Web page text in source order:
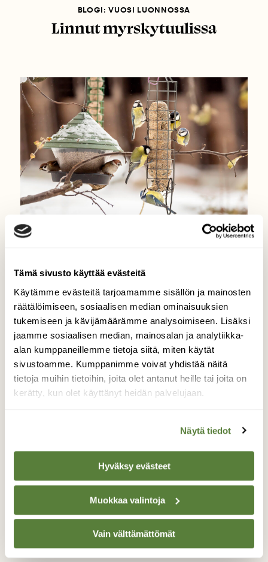
Tämä sivusto käyttää evästeitä
Käytämme evästeitä tarjoamamme sisällön ja mainosten
räätälöimiseen, sosiaalisen median ominaisuuksien
tukemiseen ja kävijämäärämme analysoimiseen. Lisäksi
jaamme sosiaalisen median, mainosalan ja analytiikka-
alan kumppaneillemme tietoja siitä, miten käytät
sivustoamme. Kumppanimme voivat yhdistää näitä
tietoja muihin tietoihin, joita olet antanut heille tai joita on
kerätty, kun olet käyttänyt heidän palvelujaan.
Näytä tiedot
Hyväksy evästeet
Muokkaa valintoja
Vain välttämättömät
BLOGI: VUOSI LUONNOSSA
Linnut myrskytuulissa
Miten talviruokinta vaikuttaa
linnustoon?
Nyt luontoon: Seuraa tiaisten
touhuja kotipihalla